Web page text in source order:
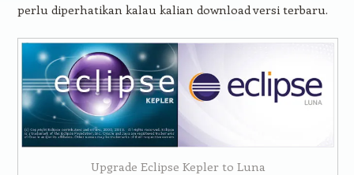
perlu diperhatikan kalau kalian download versi terbaru.
Upgrade Eclipse Kepler to Luna